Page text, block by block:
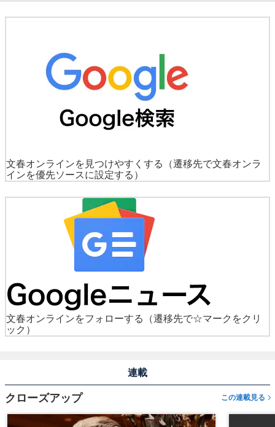
文春オンラインを見つけやすくする
（遷移先で文春オンラ
インを優先ソースに設定する）
文春オンラインをフォローする
（遷移先で☆マークをクリ
ック）
連載
クローズアップ この連載見る